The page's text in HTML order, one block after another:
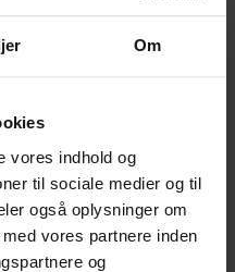
Om
vores indhold og
til sociale medier og til
også oplysninger om
vores partnere inden
og